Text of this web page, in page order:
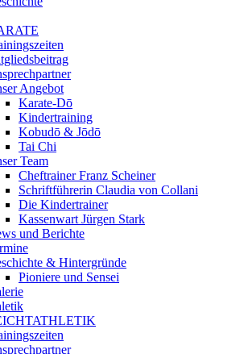
Angebot
Karate-Dō
Kindertraining
Kobudō & Jōdō
Tai Chi
Team
Cheftrainer Franz Scheiner
Schriftführerin Claudia von Collani
Die Kindertrainer
Kassenwart Jürgen Stark
und Berichte
& Hintergründe
Pioniere und Sensei